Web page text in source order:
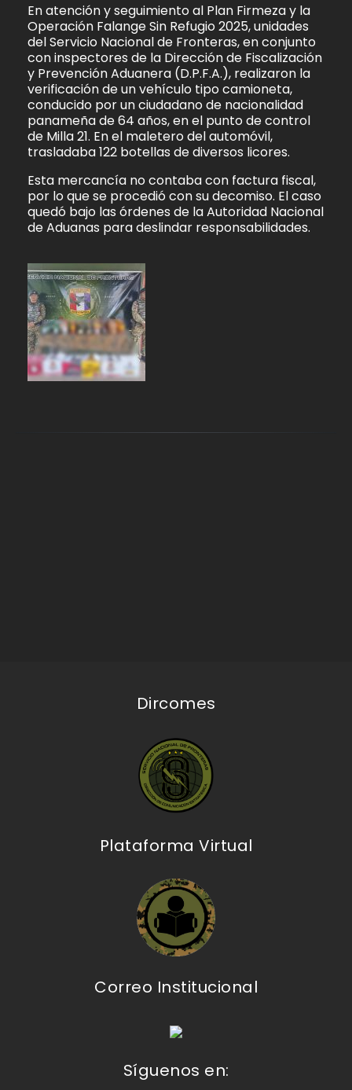
En atención y seguimiento al Plan Firmeza y la
Operación Falange Sin Refugio 2025, unidades
del Servicio Nacional de Fronteras, en conjunto
con inspectores de la Dirección de Fiscalización
y Prevención Aduanera (D.P.F.A.), realizaron la
verificación de un vehículo tipo camioneta,
conducido por un ciudadano de nacionalidad
panameña de 64 años, en el punto de control
de Milla 21. En el maletero del automóvil,
trasladaba 122 botellas de diversos licores.
Esta mercancía no contaba con factura fiscal,
por lo que se procedió con su decomiso. El caso
quedó bajo las órdenes de la Autoridad Nacional
de Aduanas para deslindar responsabilidades.
Dircomes
Plataforma Virtual
Correo Institucional
Síguenos en: